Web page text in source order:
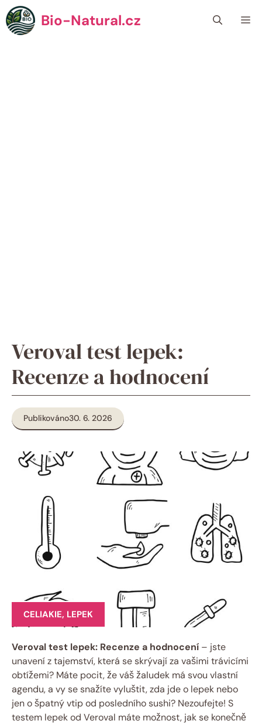
Přeskočit
na
obsah
Bio-Natural.cz
Veroval test lepek:
Recenze a hodnocení
Publikováno30. 6. 2026
CELIAKIE, LEPEK
Veroval test lepek: Recenze a hodnocení – jste
⁤unavení z tajemství, která se skrývají za ‍vašimi trávicími
obtížemi? Máte pocit, že ​váš žaludek má svou vlastní
agendu, a vy se snažíte vyluštit, zda jde o lepek⁣ nebo
jen o⁢ špatný vtip od posledního sushi? Nezoufejte! S
testem lepek od Veroval máte možnost, jak se konečně